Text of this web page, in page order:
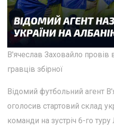
В'ячеслав Заховайло провів
гравців збірної
Відомий футбольний агент
оголосив стартовий склад
команди на зустріч 6-го туру